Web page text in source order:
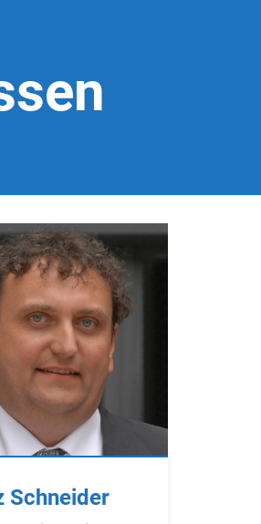
Schneider